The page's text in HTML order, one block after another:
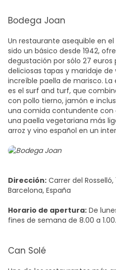
Bodega Joan
Un restaurante asequible en el
sido un básico desde 1942,
degustación por sólo 27 euros
deliciosas tapas y maridaje de
increíble paella de marisco.
es el surf and turf, que
con pollo tierno, jamón e
una comida contundente con
una paella vegetariana más
arroz y vino español en un
Dirección: Carrer del
Barcelona, España
Horario de apertura: De
fines de semana de 8.00 a 1.00.
Can Solé